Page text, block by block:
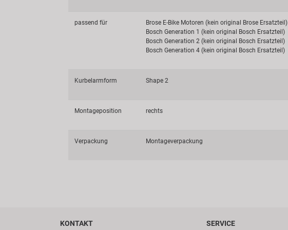
passend für
Brose E-Bike Motoren (kein original Brose Ersatzteil)
Bosch Generation 1 (kein original Bosch Ersatzteil)
Bosch Generation 2 (kein original Bosch Ersatzteil)
Bosch Generation 4 (kein original Bosch Ersatzteil)
Kurbelarmform Shape 2
Montageposition rechts
Verpackung Montageverpackung
KONTAKT SERVICE